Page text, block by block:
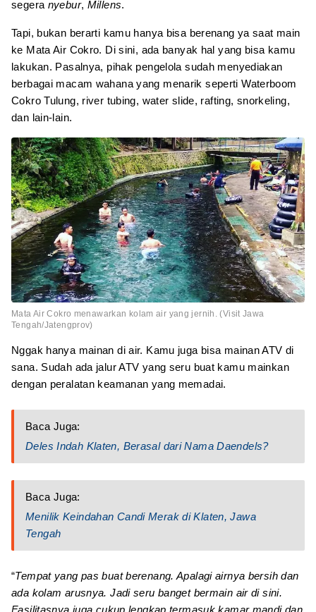
segera nyebur, Millens.
Tapi, bukan berarti kamu hanya bisa berenang ya saat main
ke Mata Air Cokro. Di sini, ada banyak hal yang bisa kamu
lakukan. Pasalnya, pihak pengelola sudah menyediakan
berbagai macam wahana yang menarik seperti Waterboom
Cokro Tulung, river tubing, water slide, rafting, snorkeling,
dan lain-lain.
Mata Air Cokro menawarkan kolam air yang jernih. (Visit Jawa
Tengah/Jatengprov)
Nggak hanya mainan di air. Kamu juga bisa mainan ATV di
sana. Sudah ada jalur ATV yang seru buat kamu mainkan
dengan peralatan keamanan yang memadai.
Baca Juga:
Deles Indah Klaten, Berasal dari Nama Daendels?
Baca Juga:
Menilik Keindahan Candi Merak di Klaten, Jawa
Tengah
“Tempat yang pas buat berenang. Apalagi airnya bersih dan
ada kolam arusnya. Jadi seru banget bermain air di sini.
Fasilitasnya juga cukup lengkap termasuk kamar mandi dan